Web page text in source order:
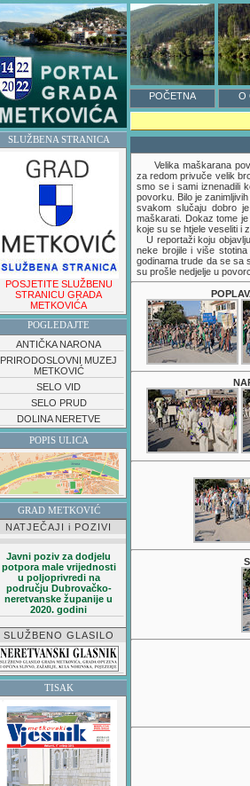
POČETNA O
SLUŽBENA STRANICA
POSJETITE SLUŽBENU
STRANICU GRADA
METKOVIĆA
POGLEDAJTE
ANTIČKA NARONA
PRIRODOSLOVNI MUZEJ
METKOVIĆ
SELO VID
SELO PRUD
DOLINA NERETVE
POPIS ULICA
GRAD METKOVIĆ
NATJEČAJI i POZIVI
Javni poziv za dodjelu
potpora male vrijednosti
u poljoprivredi na
području Dubrovačko-
neretvanske županije u
2020. godini
SLUŽBENO GLASILO
TISAK
Velika maškarana
za redom privuče velik
smo se i sami iznenadili
povorku. Bilo je
svakom slučaju dobro
maškarati. Dokaz tome
koje su se htjele veseliti i
U reportaži koju
neke brojile i više
godinama trude da se sa
su prošle nedjelje u